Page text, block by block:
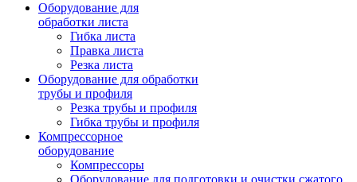
Оборудование для
обработки листа
Гибка листа
Правка листа
Резка листа
Оборудование для обработки
трубы и профиля
Резка трубы и профиля
Гибка трубы и профиля
Компрессорное
оборудование
Компрессоры